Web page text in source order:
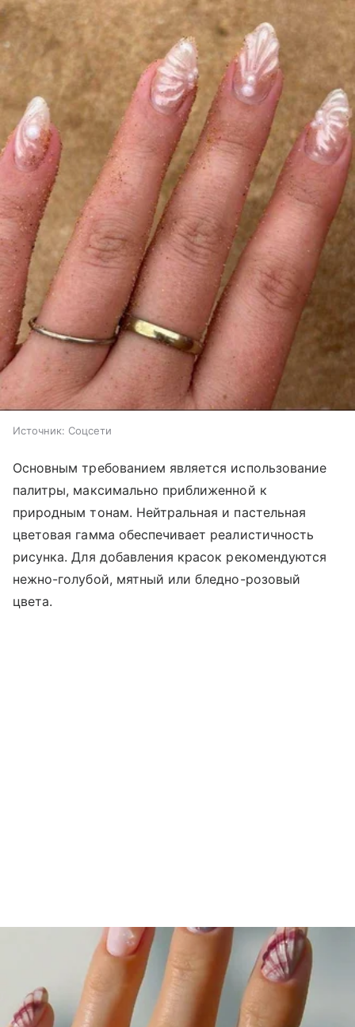
Источник: Соцсети
Основным требованием является использование
палитры, максимально приближенной к
природным тонам. Нейтральная и пастельная
цветовая гамма обеспечивает реалистичность
рисунка. Для добавления красок рекомендуются
нежно-голубой, мятный или бледно-розовый
цвета.